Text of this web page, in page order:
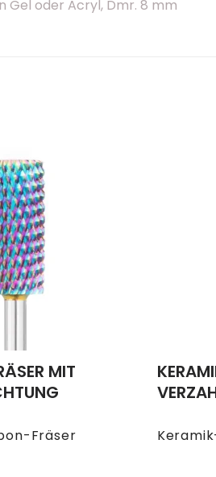
Gel oder Acryl, Dmr. 8 mm
Fräser
MIT